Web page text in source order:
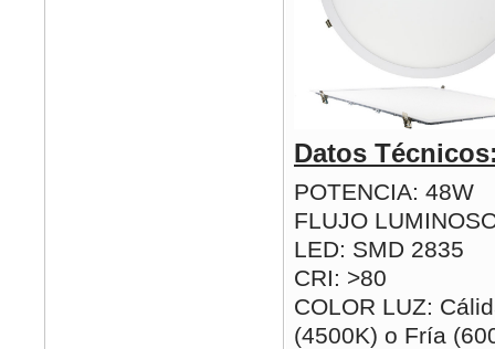
Datos
POTENCIA: 48W
FLUJO
LED: SMD 2835
CRI: >80
COLOR LUZ:
(4500K) o Fría